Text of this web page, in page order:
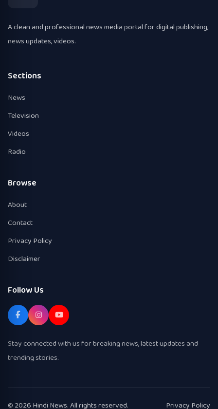
A clean and professional news media portal for digital publishing,
news updates, videos.
Sections
News
Television
Videos
Radio
Browse
About
Contact
Privacy Policy
Disclaimer
Follow Us
Stay connected with us for breaking news, latest updates and
trending stories.
© 2026 Hindi News. All rights reserved. Privacy Policy